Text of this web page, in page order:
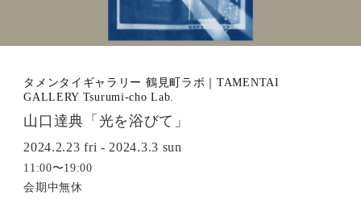
タメンタイギャラリー 鶴見町ラボ｜TAMENTAI
GALLERY Tsurumi-cho Lab.
山口達典「光を浴びて」
2024.2.23 fri - 2024.3.3 sun
11:00〜19:00
会期中無休